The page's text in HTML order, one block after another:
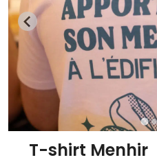
T-shirt Menhir